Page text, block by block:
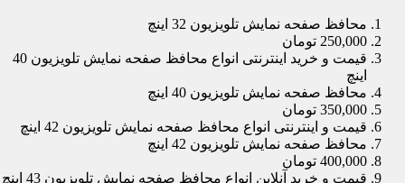
محافظ صفحه نمایش تلویزیون 32 اینچ
250,000 تومان
قیمت و خرید اینترنتی انواع محافظ صفحه نمایش تلویزیون 40
اینچ
محافظ صفحه نمایش تلویزیون 40 اینچ
350,000 تومان
قیمت و اینترنتی انواع محافظ صفحه نمایش تلویزیون 42 اینچ
محافظ صفحه نمایش تلویزیون 42 اینچ
400,000 تومان
قیمت و خرید آنلاین انواع محافظ صفحه نمایش تلویزیون 43 اینچ